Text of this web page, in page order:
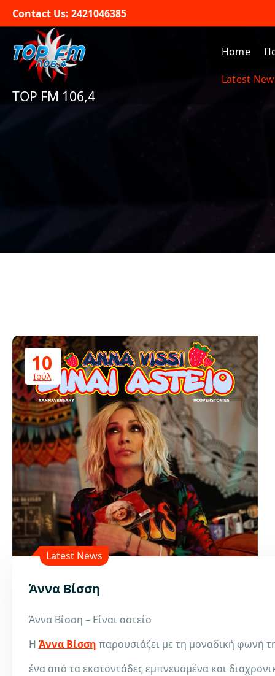
SkipContact Us: 2421046385
TOP FM 106,4
Home
Latest
10
Ιούλ
Latest News
Άννα Βίσση
Άννα Βίσση – Είναι αστείο
Η Άννα Βίσση παρουσιάζει με τη μοναδική φωνή
ένα από τα εκατοντάδες εμπνευσμένα και